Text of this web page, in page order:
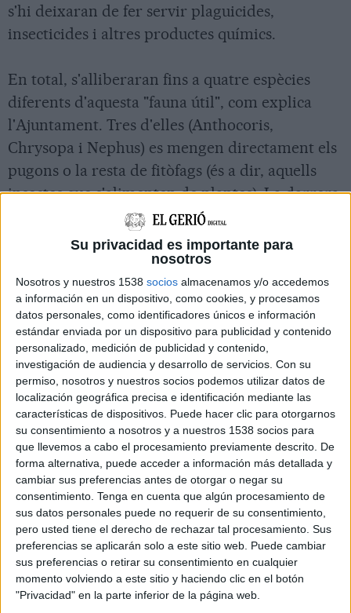
Su privacidad es importante para
nosotros
Nosotros y nuestros 1538 socios almacenamos y/o accedemos
a información en un dispositivo, como cookies, y procesamos
datos personales, como identificadores únicos e información
estándar enviada por un dispositivo para publicidad y contenido
personalizado, medición de publicidad y contenido,
investigación de audiencia y desarrollo de servicios. Con su
permiso, nosotros y nuestros socios podemos utilizar datos de
localización geográfica precisa e identificación mediante las
características de dispositivos. Puede hacer clic para otorgarnos
su consentimiento a nosotros y a nuestros 1538 socios para
que llevemos a cabo el procesamiento previamente descrito. De
forma alternativa, puede acceder a información más detallada y
cambiar sus preferencias antes de otorgar o negar su
consentimiento. Tenga en cuenta que algún procesamiento de
sus datos personales puede no requerir de su consentimiento,
pero usted tiene el derecho de rechazar tal procesamiento. Sus
preferencias se aplicarán solo a este sitio web. Puede cambiar
sus preferencias o retirar su consentimiento en cualquier
momento volviendo a este sitio y haciendo clic en el botón
"Privacidad" en la parte inferior de la página web.
s'hi deixaran de fer servir plaguicides,
insecticides i altres productes químics.
En total, s'alliberaran fins a quatre espècies
diferents d'aquesta "fauna útil", com explica
l'Ajuntament. Tres d'elles (Anthocoris,
Chrysopa i Nephus) es mengen directament els
pugons o la resta de fitòfags (és a dir, aquells
insectes que s'alimenten de plantes). La darrera,
l'Aphidius, és un paràsit que posa els seus ous
dins del pugó i, a mesura que la larva creix, el
Segons subratlla l'ajuntament, l'objectiu final és
el de crear uns espais al municipi que serveixin
de llocs de cria per a aquests insectes i on no es
facin servir plaguicides. "A partir d'aquests
espais, aquests depredadors poden anar
escampant-se per la resta del poble,
reproduint-se de manera natural i ajudant així
a minorar l'ús de fitosanitaris de síntesi",
explica el consistori palafrugellenc.
A més d'eliminar les poblacions de pugons i
altres plagues, la lluita biològica també té un
altre avantatge: acabar amb les molèsties que
generen aquests insectes (per exemple, deixar